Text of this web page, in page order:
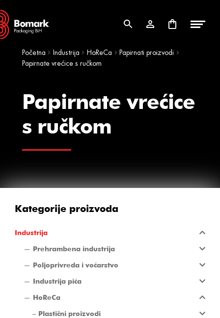
Skip
to
navigation
Skip
to
content
Početna Industrija HoReCa
Papirnati proizvodi
Papirnate vrećice s ručkom
Papirnate vrećice
s ručkom
Kategorije proizvoda
Industrija
Prehrambena industrija
Poljoprivreda i voćarstvo
Industrija pića
HoReCa
Plastični proizvodi